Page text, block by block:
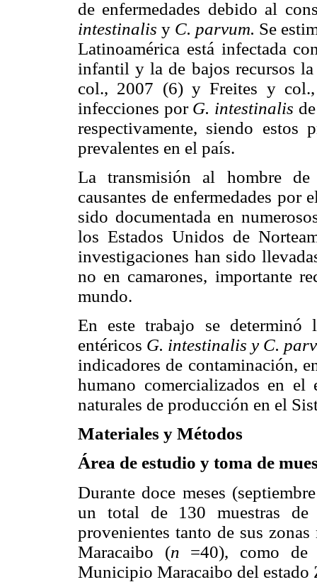
de enfermedades debido al
intestinalisy C. parvum. Se
Latinoamérica está infectada
infantil y la de bajos recursos
col., 2007 (6) y Freites y
infecciones por G. intestinalis
respectivamente, siendo estos
prevalentes en el país.
La transmisión al hombre de
causantes de enfermedades por
sido documentada en
los Estados Unidos de
investigaciones han sido
no en camarones, importante
mundo.
En este trabajo se determinó
entéricos G. intestinalis y C.
indicadores de contaminación,
humano comercializados en el
naturales de producción en el
Materiales y Métodos
Área de estudio y toma de
Durante doce meses
un total de 130 muestras de
provenientes tanto de sus
Maracaibo (n =40), como de
Municipio Maracaibo del estado